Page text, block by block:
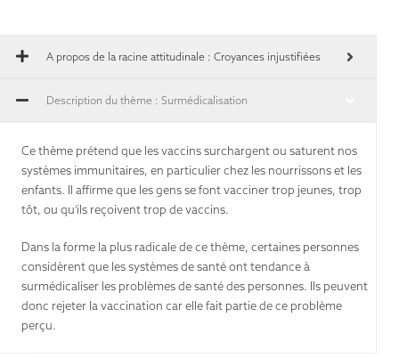
A propos de la racine attitudinale : Croyances injustifiées
Description du thème : Surmédicalisation
Ce thème prétend que les vaccins surchargent ou saturent nos
systèmes immunitaires, en particulier chez les nourrissons et les
enfants. Il affirme que les gens se font vacciner trop jeunes, trop
tôt, ou qu'ils reçoivent trop de vaccins.
Dans la forme la plus radicale de ce thème, certaines personnes
considèrent que les systèmes de santé ont tendance à
surmédicaliser les problèmes de santé des personnes. Ils peuvent
donc rejeter la vaccination car elle fait partie de ce problème
perçu.